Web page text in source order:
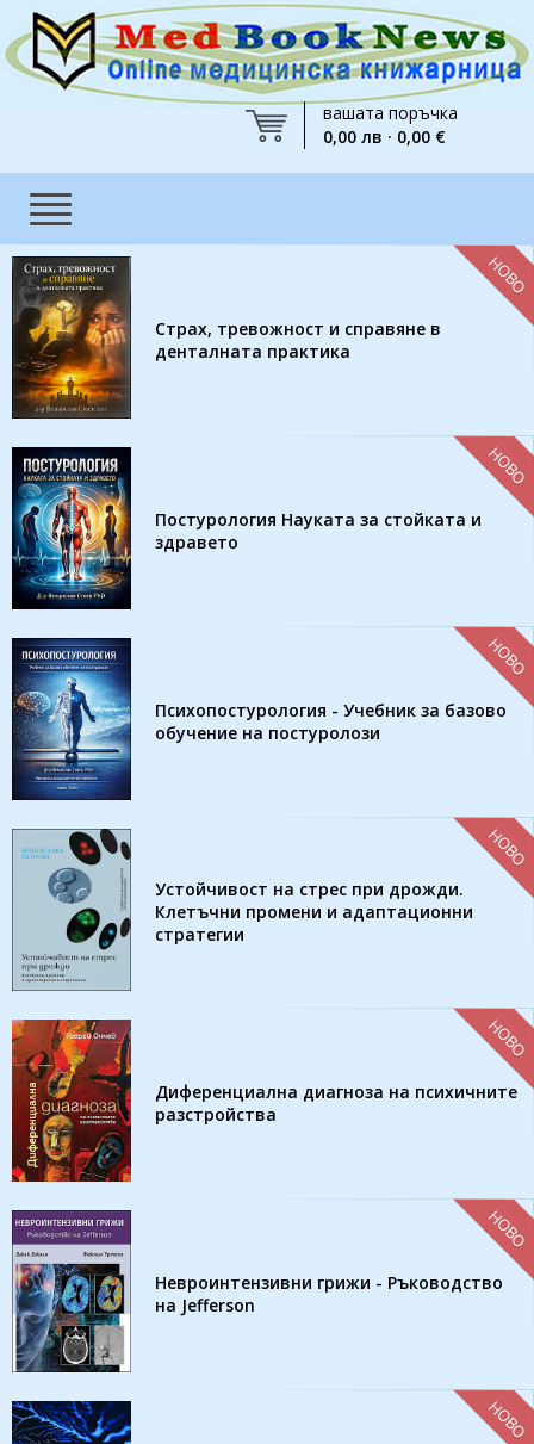
вашата поръчка
0,00 лв · 0,00 €
Страх, тревожност и справяне в
денталната практика
НОВО
Постурология Науката за стойката и
здравето
НОВО
Психопостурология - Учебник за базово
обучение на постуролози
НОВО
Устойчивост на стрес при дрожди.
Клетъчни промени и адаптационни
стратегии
НОВО
Диференциална диагноза на психичните
разстройства
НОВО
Невроинтензивни грижи - Ръководство
на Jefferson
НОВО
НОВО